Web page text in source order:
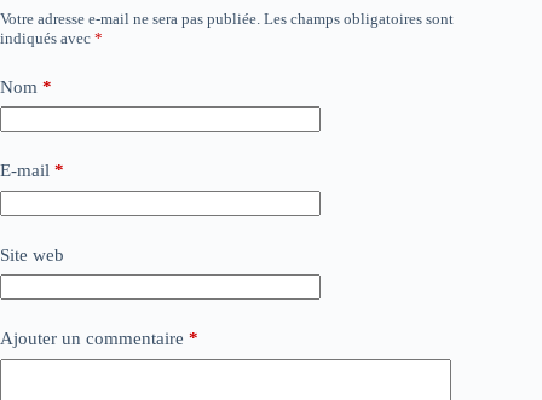
Votre adresse e-mail ne sera pas publiée. Les champs obligatoires sont
indiqués avec *
Nom *
E-mail *
Site web
Ajouter un commentaire *